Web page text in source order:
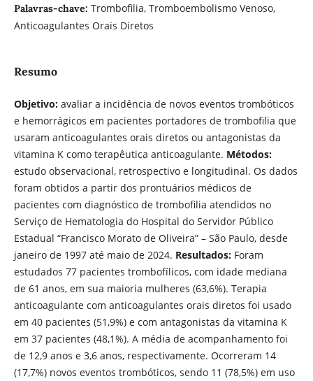
Palavras-chave: Trombofilia, Tromboembolismo Venoso,
Anticoagulantes Orais Diretos
Resumo
Objetivo:avaliar a incidência de novos eventos trombóticos
e hemorrágicos em pacientes portadores de trombofilia que
usaram anticoagulantes orais diretos ou antagonistas da
vitamina K como terapêutica anticoagulante. Métodos:
estudo observacional, retrospectivo e longitudinal. Os dados
foram obtidos a partir dos prontuários médicos de
pacientes com diagnóstico de trombofilia atendidos no
Serviço de Hematologia do Hospital do Servidor Público
Estadual “Francisco Morato de Oliveira” – São Paulo, desde
janeiro de 1997 até maio de 2024. Resultados:Foram
estudados 77 pacientes trombofílicos, com idade mediana
de 61 anos, em sua maioria mulheres (63,6%). Terapia
anticoagulante com anticoagulantes orais diretos foi usado
em 40 pacientes (51,9%) e com antagonistas da vitamina K
em 37 pacientes (48,1%). A média de acompanhamento foi
de 12,9 anos e 3,6 anos, respectivamente. Ocorreram 14
(17,7%) novos eventos trombóticos, sendo 11 (78,5%) em uso